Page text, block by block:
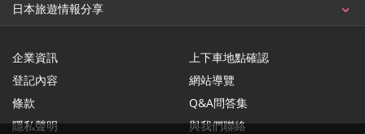
日本旅遊情報分享
企業資訊
登記內容
條款
隱私聲明
上下車地點確認
網站導覽
Q&A問答集
與我們聯絡